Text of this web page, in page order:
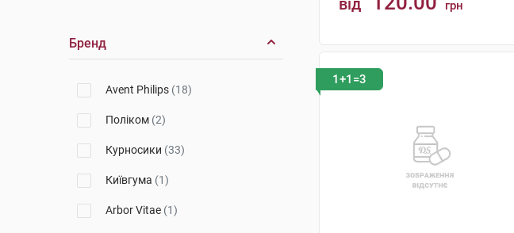
Пустушки
Термометри для води
Щітки для волосся
Бренд
Avent Philips (18)
Поліком (2)
Курносики (33)
Київгума (1)
Arbor Vitae (1)
від грн
1+1=3